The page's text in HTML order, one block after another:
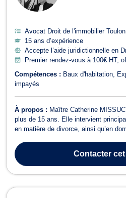
Avocat Droit de l'immobilier Toulon
15 ans d’expérience
Accepte l’aide juridictionnelle en
Premier rendez-vous à 100€ HT,
Compétences : Baux d'habitation
impayés
À propos : Maître Catherine
plus de 15 ans. Elle intervient
en matière de divorce, ainsi qu’en
accompagne ses clients dans des
avec une approch...
Contactercet